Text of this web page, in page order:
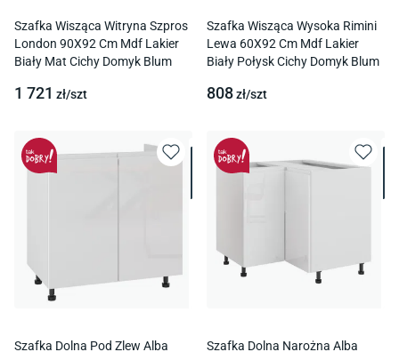
Szafka Wisząca Witryna Szpros
London 90X92 Cm Mdf Lakier
Biały Mat Cichy Domyk Blum
1 721 zł/szt
Szafka Wisząca Wysoka Rimini
Lewa 60X92 Cm Mdf Lakier
Biały Połysk Cichy Domyk Blum
808zł/szt
Szafka Dolna Pod Zlew Alba Szafka Dolna Narożna Alba